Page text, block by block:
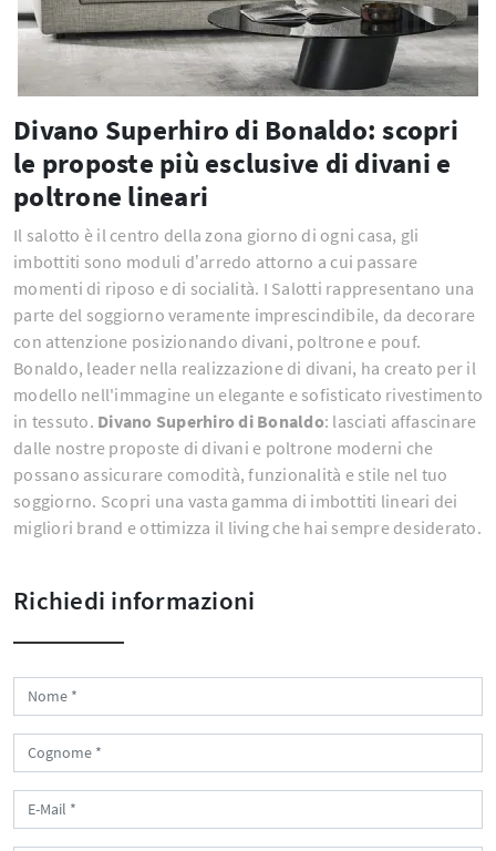
Divano Superhiro di Bonaldo: scopri
le proposte più esclusive di divani e
poltrone lineari
Il salotto è il centro della zona giorno di ogni casa, gli
imbottiti sono moduli d’arredo attorno a cui passare
momenti di riposo e di socialità. I Salotti rappresentano una
parte del soggiorno veramente imprescindibile, da decorare
con attenzione posizionando divani, poltrone e pouf.
Bonaldo, leader nella realizzazione di divani, ha creato per il
modello nell'immagine un elegante e sofisticato rivestimento
in tessuto. Divano Superhiro di Bonaldo: lasciati affascinare
dalle nostre proposte di divani e poltrone moderni che
possano assicurare comodità, funzionalità e stile nel tuo
soggiorno. Scopri una vasta gamma di imbottiti lineari dei
migliori brand e ottimizza il living che hai sempre desiderato.
Richiedi informazioni